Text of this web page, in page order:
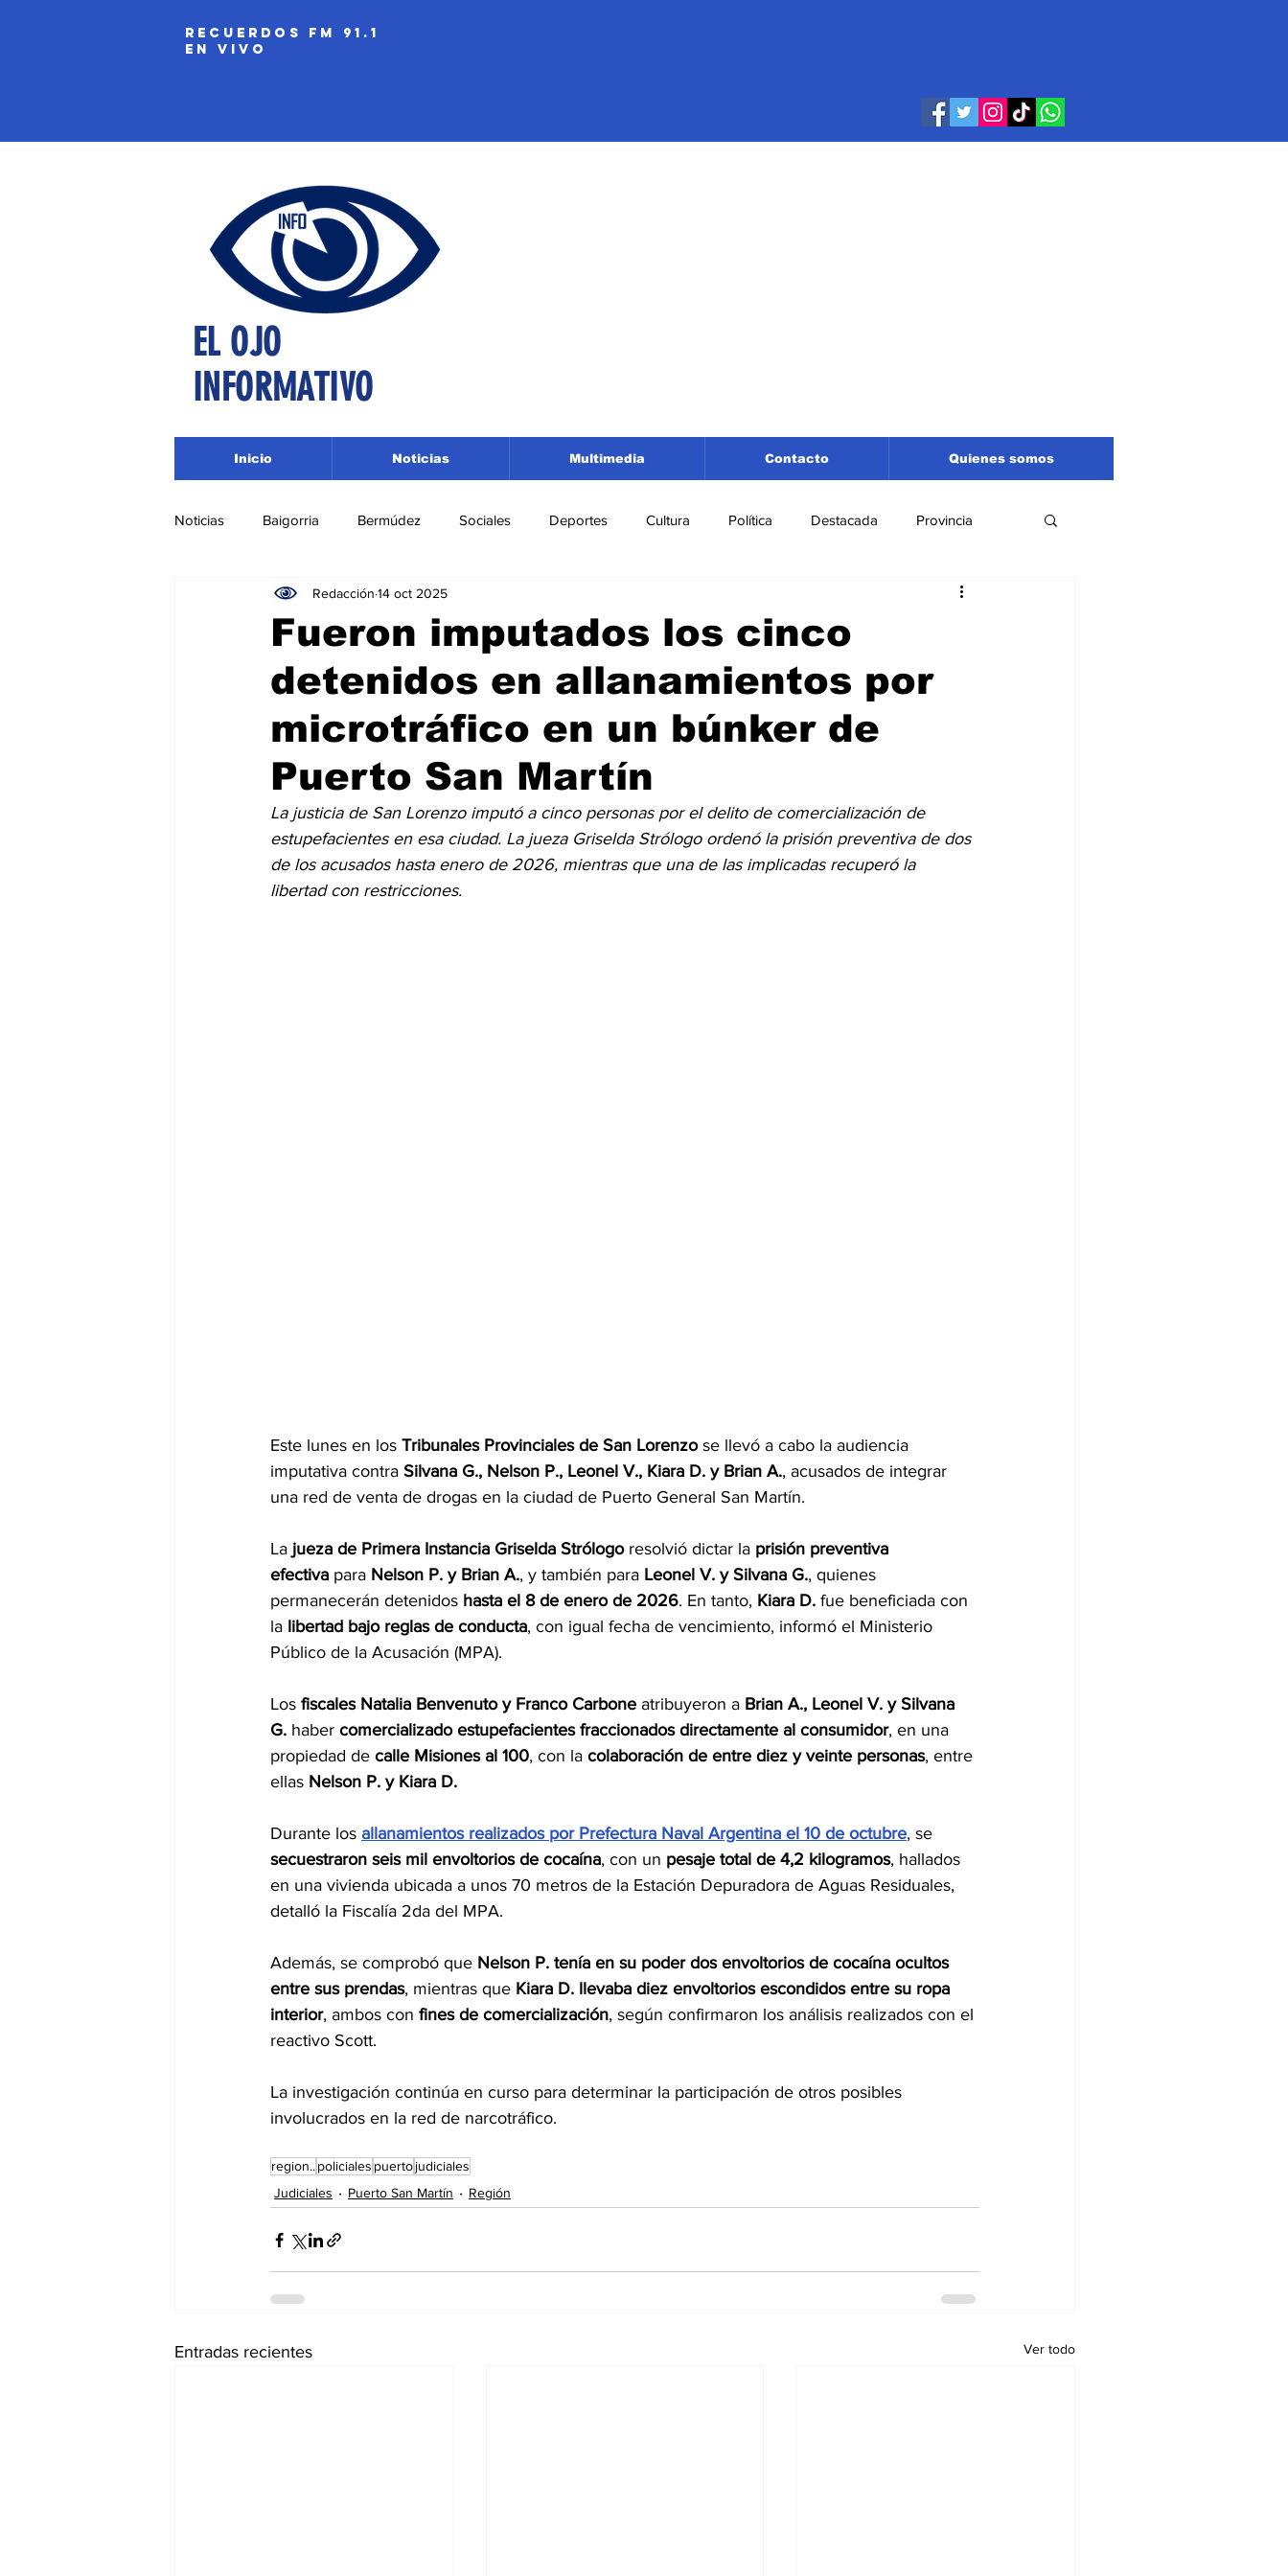
recuerdos fm 91.1
EN VIVO
EL OJO
INFORMATIVO
Inicio Noticias Multimedia Contacto Quienes somos
Noticias Baigorria Bermúdez Sociales Deportes Cultura Política Destacada Provincia
Nacionales Beltrán San Lorenzo Santa Fe
Roldán Departamento San Lorenzo Pujato Turismo Economía Liga Sanlorencina
Medioambiente
Fueron imputados los cinco
detenidos en allanamientos por
microtráfico en un búnker de
Puerto San Martín
Redacción 14 oct 2025
La justicia de San Lorenzo imputó a cinco personas por el delito de comercialización de
estupefacientes en esa ciudad. La jueza Griselda Strólogo ordenó la prisión preventiva de dos
de los acusados hasta enero de 2026, mientras que una de las implicadas recuperó la
libertad con restricciones.
Este lunes en los Tribunales Provinciales de San Lorenzo se llevó a cabo la audiencia
imputativa contra Silvana G., Nelson P., Leonel V., Kiara D. y Brian A., acusados de integrar
una red de venta de drogas en la ciudad de Puerto General San Martín.
La jueza de Primera Instancia Griselda Strólogo resolvió dictar la prisión preventiva
efectiva para Nelson P. y Brian A., y también para Leonel V. y Silvana G., quienes
permanecerán detenidos hasta el 8 de enero de 2026. En tanto, Kiara D. fue beneficiada con
la libertad bajo reglas de conducta, con igual fecha de vencimiento, informó el Ministerio
Público de la Acusación (MPA).
Los fiscales Natalia Benvenuto y Franco Carbone atribuyeron a Brian A., Leonel V. y Silvana
G. haber comercializado estupefacientes fraccionados directamente al consumidor, en una
propiedad de calle Misiones al 100, con la colaboración de entre diez y veinte personas, entre
ellas Nelson P. y Kiara D.
Durante los allanamientos realizados por Prefectura Naval Argentina el 10 de octubre, se
secuestraron seis mil envoltorios de cocaína, con un pesaje total de 4,2 kilogramos, hallados
en una vivienda ubicada a unos 70 metros de la Estación Depuradora de Aguas Residuales,
detalló la Fiscalía 2da del MPA.
Además, se comprobó que Nelson P. tenía en su poder dos envoltorios de cocaína ocultos
entre sus prendas, mientras que Kiara D. llevaba diez envoltorios escondidos entre su ropa
interior, ambos con fines de comercialización, según confirmaron los análisis realizados con el
reactivo Scott.
La investigación continúa en curso para determinar la participación de otros posibles
involucrados en la red de narcotráfico.
region..policiales puertojudiciales
Judiciales
Puerto San Martín Región
Entradas recientes Ver todo